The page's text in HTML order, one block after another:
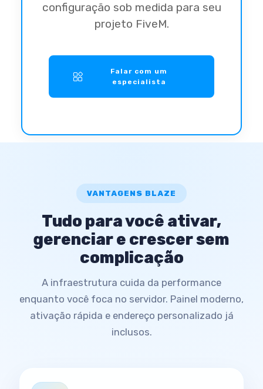
configuração sob medida para seu
projeto FiveM.
Falar com um
especialista
VANTAGENS BLAZE
Tudo para você ativar,
gerenciar e crescer sem
complicação
A infraestrutura cuida da performance
enquanto você foca no servidor. Painel moderno,
ativação rápida e endereço personalizado já
inclusos.